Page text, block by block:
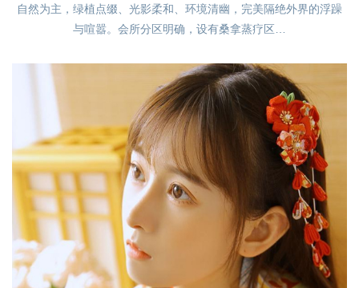
自然为主，绿植点缀、光影柔和、环境清幽，完美隔绝外界的浮躁
与喧嚣。会所分区明确，设有桑拿蒸疗区…